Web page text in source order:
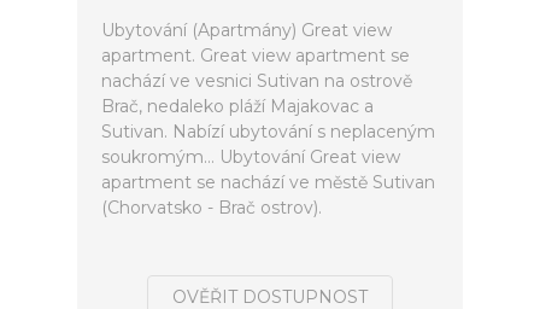
Ubytování (Apartmány) Great view
apartment. Great view apartment se
nachází ve vesnici Sutivan na ostrově
Brač, nedaleko pláží Majakovac a
Sutivan. Nabízí ubytování s neplaceným
soukromým... Ubytování Great view
apartment se nachází ve městě Sutivan
(Chorvatsko - Brač ostrov).
OVĚŘIT DOSTUPNOST